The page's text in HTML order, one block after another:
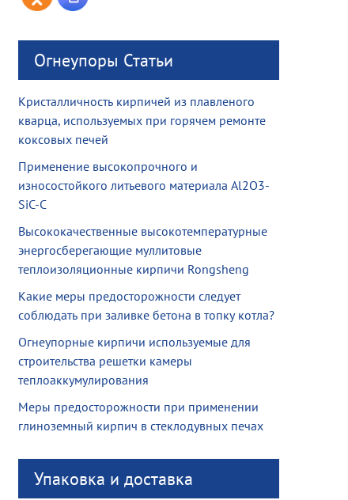
Огнеупоры Статьи
Кристалличность кирпичей из плавленого
кварца, используемых при горячем ремонте
коксовых печей
Применение высокопрочного и
износостойкого литьевого материала Al2O3-
SiC-C
Высококачественные высокотемпературные
энергосберегающие муллитовые
теплоизоляционные кирпичи Rongsheng
Какие меры предосторожности следует
соблюдать при заливке бетона в топку котла?
Огнеупорные кирпичи используемые для
строительства решетки камеры
теплоаккумулирования
Меры предосторожности при применении
глиноземный кирпич в стеклодувных печах
Упаковка и доставка